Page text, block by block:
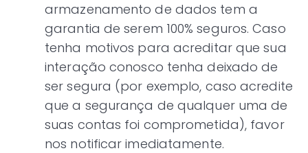
armazenamento de dados tem a
garantia de serem 100% seguros. Caso
tenha motivos para acreditar que sua
interação conosco tenha deixado de
ser segura (por exemplo, caso acredite
que a segurança de qualquer uma de
suas contas foi comprometida), favor
nos notificar imediatamente.